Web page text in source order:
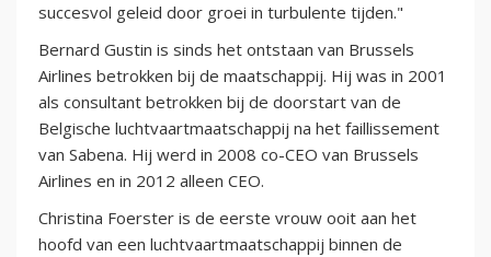
succesvol geleid door groei in turbulente tijden."
Bernard Gustin is sinds het ontstaan van Brussels
Airlines betrokken bij de maatschappij. Hij was in 2001
als consultant betrokken bij de doorstart van de
Belgische luchtvaartmaatschappij na het faillissement
van Sabena. Hij werd in 2008 co-CEO van Brussels
Airlines en in 2012 alleen CEO.
Christina Foerster is de eerste vrouw ooit aan het
hoofd van een luchtvaartmaatschappij binnen de